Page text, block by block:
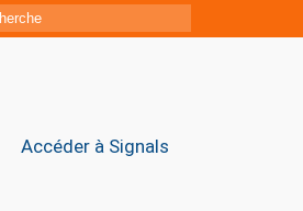
Accéder à Signals